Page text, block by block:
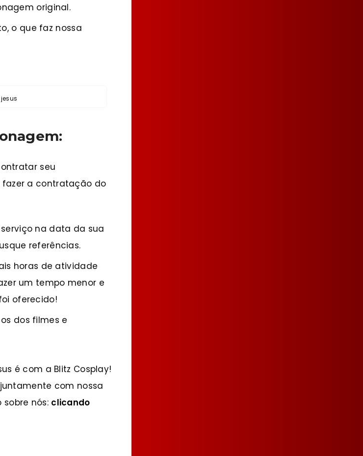
original.
o que faz nossa
seu
fazer a contratação do
na data da sua
referências.
horas de atividade
um tempo menor e
oferecido!
dos filmes e
é com a Blitz Cosplay!
com nossa
nós: clicando